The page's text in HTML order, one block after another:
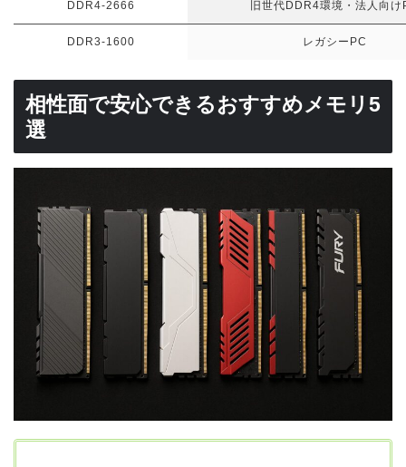
DDR4-2666 旧世代DDR4環境・法人向け
DDR3-1600 レガシーPC
相性面で安心できるおすすめメモリ5
選